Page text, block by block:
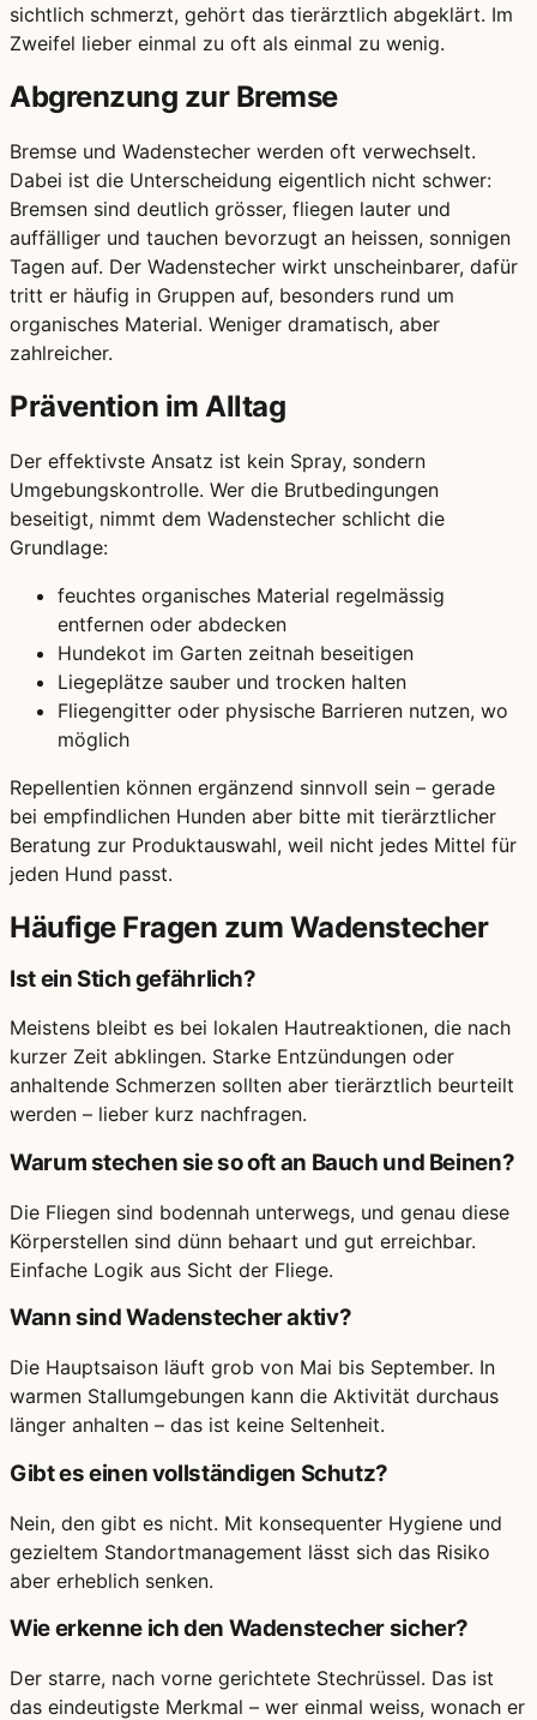
sichtlich schmerzt, gehört das tierärztlich abgeklärt. Im
Zweifel lieber einmal zu oft als einmal zu wenig.
Abgrenzung zur Bremse
Bremse und Wadenstecher werden oft verwechselt.
Dabei ist die Unterscheidung eigentlich nicht schwer:
Bremsen sind deutlich grösser, fliegen lauter und
auffälliger und tauchen bevorzugt an heissen, sonnigen
Tagen auf. Der Wadenstecher wirkt unscheinbarer, dafür
tritt er häufig in Gruppen auf, besonders rund um
organisches Material. Weniger dramatisch, aber
zahlreicher.
Prävention im Alltag
Der effektivste Ansatz ist kein Spray, sondern
Umgebungskontrolle. Wer die Brutbedingungen
beseitigt, nimmt dem Wadenstecher schlicht die
Grundlage:
feuchtes organisches Material regelmässig
entfernen oder abdecken
Hundekot im Garten zeitnah beseitigen
Liegeplätze sauber und trocken halten
Fliegengitter oder physische Barrieren nutzen, wo
möglich
Repellentien können ergänzend sinnvoll sein – gerade
bei empfindlichen Hunden aber bitte mit tierärztlicher
Beratung zur Produktauswahl, weil nicht jedes Mittel für
jeden Hund passt.
Häufige Fragen zum Wadenstecher
Ist ein Stich gefährlich?
Meistens bleibt es bei lokalen Hautreaktionen, die nach
kurzer Zeit abklingen. Starke Entzündungen oder
anhaltende Schmerzen sollten aber tierärztlich beurteilt
werden – lieber kurz nachfragen.
Warum stechen sie so oft an Bauch und Beinen?
Die Fliegen sind bodennah unterwegs, und genau diese
Körperstellen sind dünn behaart und gut erreichbar.
Einfache Logik aus Sicht der Fliege.
Wann sind Wadenstecher aktiv?
Die Hauptsaison läuft grob von Mai bis September. In
warmen Stallumgebungen kann die Aktivität durchaus
länger anhalten – das ist keine Seltenheit.
Gibt es einen vollständigen Schutz?
Nein, den gibt es nicht. Mit konsequenter Hygiene und
gezieltem Standortmanagement lässt sich das Risiko
aber erheblich senken.
Wie erkenne ich den Wadenstecher sicher?
Der starre, nach vorne gerichtete Stechrüssel. Das ist
das eindeutigste Merkmal – wer einmal weiss, wonach er